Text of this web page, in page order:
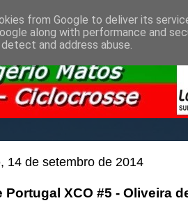
14 de setembro de 2014
Portugal XCO #5 - Oliveira
from Google to deliver its
along with performance and
and address abuse.